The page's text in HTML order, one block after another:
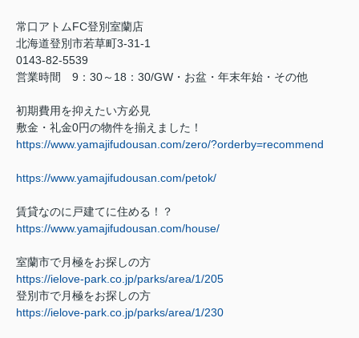
常口アトムFC登別室蘭店
北海道登別市若草町3-31-1
0143-82-5539
営業時間 9 ： 30～ 18 ： 30/GW ・お盆・年末年始・その他
初期費用を抑えたい方必見
敷金・礼金0円の物件を揃えました！
https://www.yamajifudousan.com/zero/?orderby=recommend
https://www.yamajifudousan.com/petok/
賃貸なのに戸建てに住める！？
https://www.yamajifudousan.com/house/
室蘭市で月極をお探しの方
https://ielove-park.co.jp/parks/area/1/205
登別市で月極をお探しの方
https://ielove-park.co.jp/parks/area/1/230